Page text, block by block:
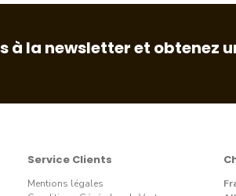
à la newsletter et obtenez
Service Clients
Mentions légales